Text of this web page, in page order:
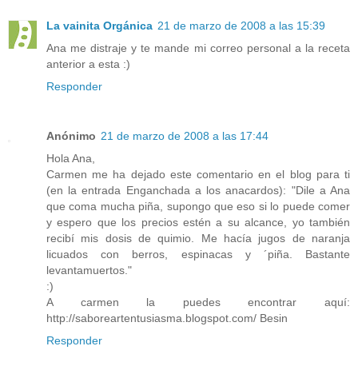
La vainita Orgánica 21 de marzo de 2008 a las 15:39
Ana me distraje y te mande mi correo personal a la receta
anterior a esta :)
Responder
Anónimo 21 de marzo de 2008 a las 17:44
Hola Ana,
Carmen me ha dejado este comentario en el blog para ti
(en la entrada Enganchada a los anacardos): "Dile a Ana
que coma mucha piña, supongo que eso si lo puede comer
y espero que los precios estén a su alcance, yo también
recibí mis dosis de quimio. Me hacía jugos de naranja
licuados con berros, espinacas y ´piña. Bastante
levantamuertos."
:)
A carmen la puedes encontrar aquí:
http://saboreartentusiasma.blogspot.com/ Besin
Responder